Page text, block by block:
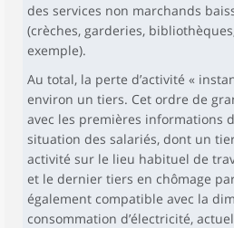
des services non marchands
(crèches, garderies,
exemple).
Au total, la perte d’activité «
environ un tiers. Cet ordre de
avec les premières informations
situation des salariés, dont un
activité sur le lieu habituel de
et le dernier tiers en chômage
également compatible avec la
consommation d’électricité,